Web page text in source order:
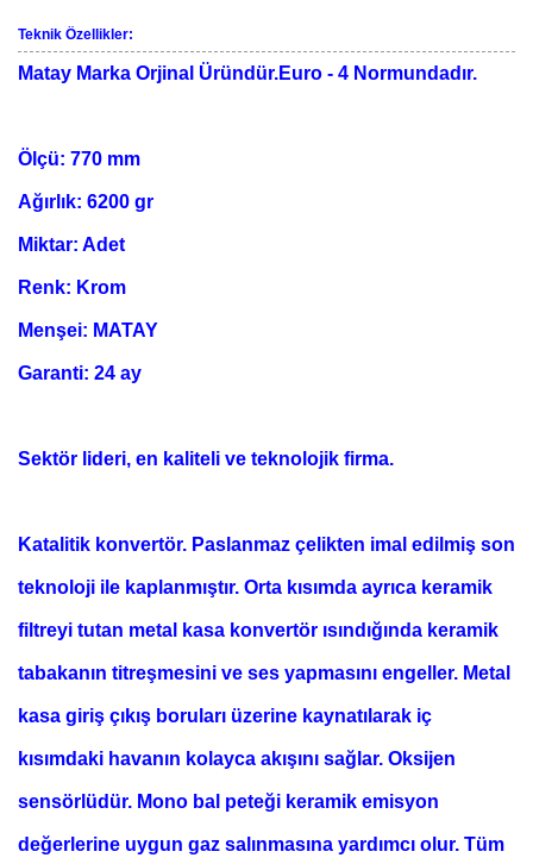
Teknik Özellikler:
Matay Marka Orjinal Üründür.Euro - 4 Normundadır.
Ölçü: 770 mm
Ağırlık: 6200 gr
Miktar: Adet
Renk: Krom
Menşei: MATAY
Garanti: 24 ay
Sektör lideri, en kaliteli ve teknolojik firma.
Katalitik konvertör. Paslanmaz çelikten imal edilmiş son
teknoloji ile kaplanmıştır. Orta kısımda ayrıca keramik
filtreyi tutan metal kasa konvertör ısındığında keramik
tabakanın titreşmesini ve ses yapmasını engeller. Metal
kasa giriş çıkış boruları üzerine kaynatılarak iç
kısımdaki havanın kolayca akışını sağlar. Oksijen
sensörlüdür. Mono bal peteği keramik emisyon
değerlerine uygun gaz salınmasına yardımcı olur. Tüm